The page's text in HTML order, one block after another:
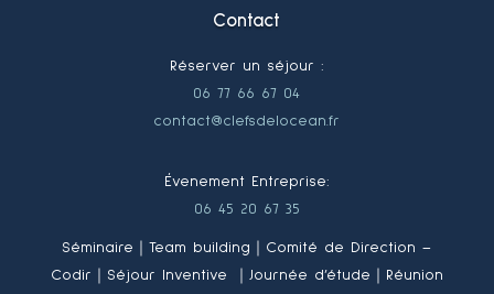
Contact
Réserver un séjour :
06 77 66 67 04
contact@clefsdelocean.fr
Évenement Entreprise:
06 45 20 67 35
Séminaire｜Team building｜Comité de Direction –
Codir｜Séjour Inventive ｜Journée d’étude｜Réunion